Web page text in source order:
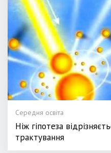
Середня освіта
Ніж гіпотеза
трактування